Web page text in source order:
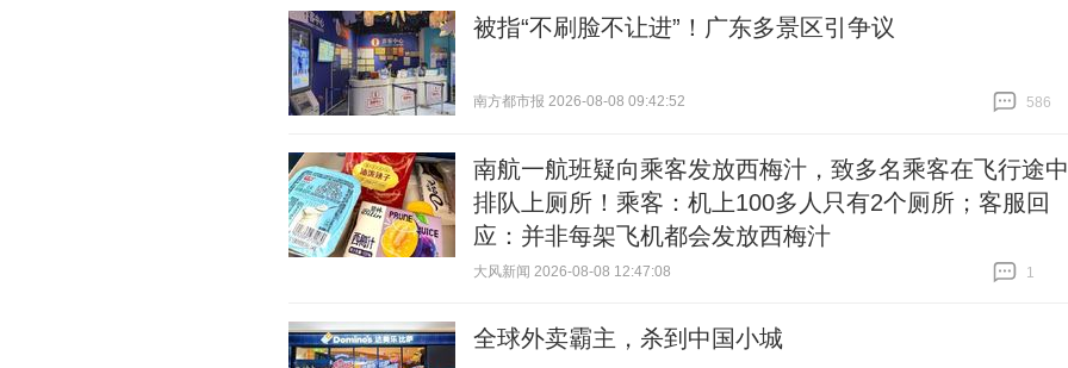
被指“不刷脸不让进”！广东多景区引争议
南方都市报 2026-08-08 09:42:52
586
南航一航班疑向乘客发放西梅汁，致多名乘客在飞行途中
排队上厕所！乘客：机上100多人只有2个厕所；客服回
应：并非每架飞机都会发放西梅汁
大风新闻 2026-08-08 12:47:08
1
全球外卖霸主，杀到中国小城